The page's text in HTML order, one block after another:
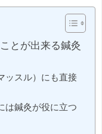
とが出来る鍼灸
ッスル）にも直接
は鍼灸が役に立つ